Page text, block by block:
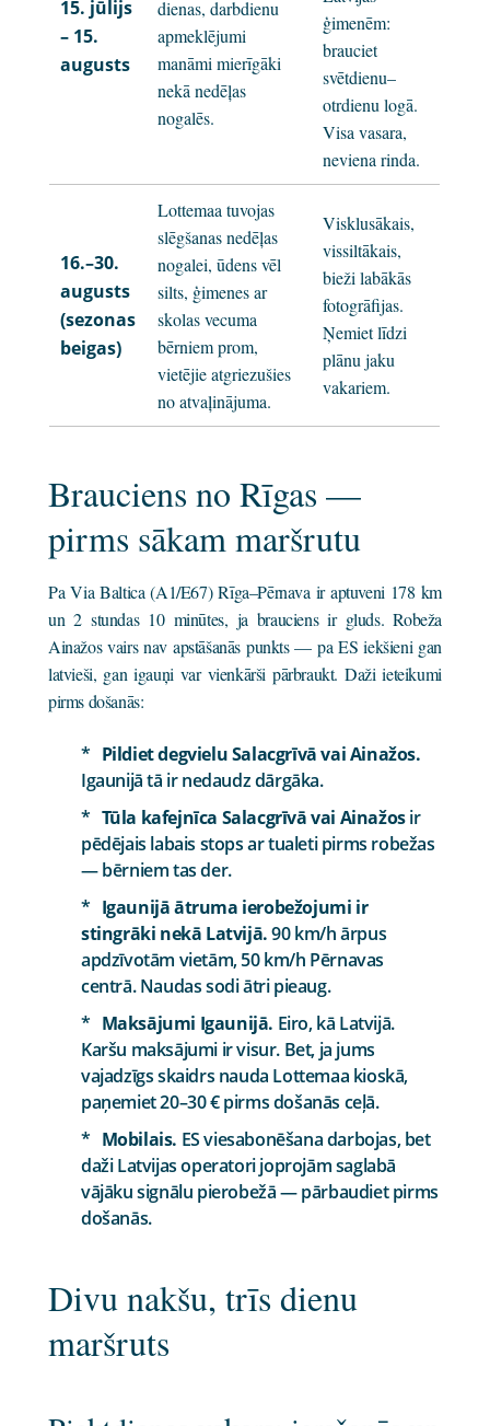
15. jūlijs
– 15.
augusts
dienas, darbdienu
apmeklējumi
manāmi mierīgāki
nekā nedēļas
nogalēs.
ģimenēm:
brauciet
svētdienu–
otrdienu logā.
Visa vasara,
neviena rinda.
16.–30.
augusts
(sezonas
beigas)
Lottemaa tuvojas
slēgšanas nedēļas
nogalei, ūdens vēl
silts, ģimenes ar
skolas vecuma
bērniem prom,
vietējie atgriezušies
no atvaļinājuma.
Visklusākais,
vissiltākais,
bieži labākās
fotogrāfijas.
Ņemiet līdzi
plānu jaku
vakariem.
Brauciens no Rīgas —
pirms sākam maršrutu
Pa Via Baltica (A1/E67) Rīga–Pērnava ir aptuveni 178 km
un 2 stundas 10 minūtes, ja brauciens ir gluds. Robeža
Ainažos vairs nav apstāšanās punkts — pa ES iekšieni gan
latvieši, gan igauņi var vienkārši pārbraukt. Daži ieteikumi
pirms došanās:
Pildiet degvielu Salacgrīvā vai Ainažos.
Igaunijā tā ir nedaudz dārgāka.
Tūla kafejnīca Salacgrīvā vai Ainažosir
pēdējais labais stops ar tualeti pirms robežas
— bērniem tas der.
Igaunijā ātruma ierobežojumi ir
stingrāki nekā Latvijā.90 km/h ārpus
apdzīvotām vietām, 50 km/h Pērnavas
centrā. Naudas sodi ātri pieaug.
Maksājumi Igaunijā. Eiro, kā Latvijā.
Karšu maksājumi ir visur. Bet, ja jums
vajadzīgs skaidrs nauda Lottemaa kioskā,
paņemiet 20–30 € pirms došanās ceļā.
Mobilais. ES viesabonēšana darbojas, bet
daži Latvijas operatori joprojām saglabā
vājāku signālu pierobežā — pārbaudiet pirms
došanās.
Divu nakšu, trīs dienu
maršruts